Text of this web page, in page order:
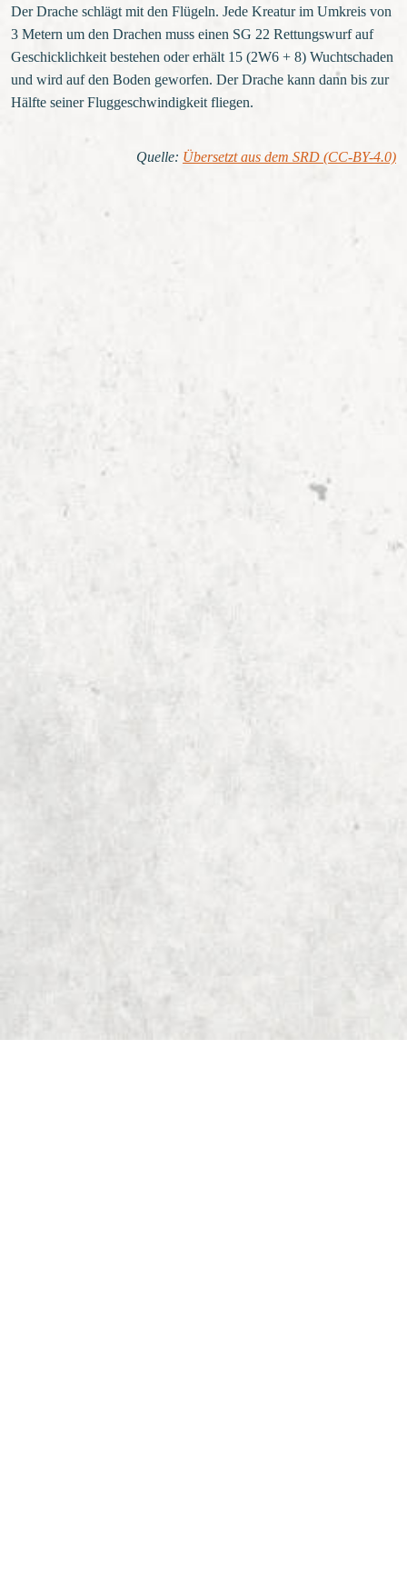
Der Drache schlägt mit den Flügeln. Jede Kreatur im Umkreis von
3 Metern um den Drachen muss einen SG 22 Rettungswurf auf
Geschicklichkeit bestehen oder erhält 15 (2W6 + 8) Wuchtschaden
und wird auf den Boden geworfen. Der Drache kann dann bis zur
Hälfte seiner Fluggeschwindigkeit fliegen.
Quelle: Übersetzt aus dem SRD (CC-BY-4.0)